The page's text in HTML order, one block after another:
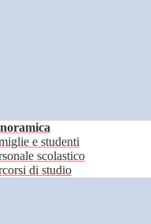
e studenti
scolastico
di studio